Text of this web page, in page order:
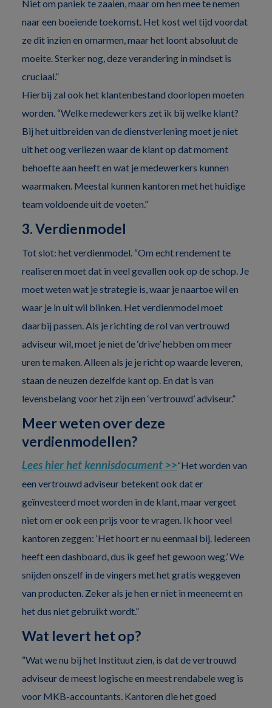
Niet om paniek te zaaien, maar om hen mee te nemen
naar een boeiende toekomst. Het kost wel tijd voordat
ze dit inzien en omarmen, maar het loont absoluut de
moeite. Sterker nog, deze verandering in mindset is
cruciaal.”
Hierbij zal ook het klantenbestand doorlopen moeten
worden. “Welke medewerkers zet ik bij welke klant?
Bij het uitbreiden van de dienstverlening moet je niet
uit het oog verliezen waar de klant op dat moment
behoefte aan heeft en wat je medewerkers kunnen
waarmaken. Meestal kunnen kantoren met het huidige
team voldoende uit de voeten.”
3. Verdienmodel
Tot slot: het verdienmodel. “Om echt rendement te
realiseren moet dat in veel gevallen ook op de schop. Je
moet weten wat je strategie is, waar je naartoe wil en
waar je in uit wil blinken. Het verdienmodel moet
daarbij passen. Als je richting de rol van vertrouwd
adviseur wil, moet je niet de ‘drive’ hebben om meer
uren te maken. Alleen als je je richt op waarde leveren,
staan de neuzen dezelfde kant op. En dat is van
levensbelang voor het zijn een ‘vertrouwd’ adviseur.”
Meer weten over deze
verdienmodellen?
Lees hier het kennisdocument >>“Het worden van
een vertrouwd adviseur betekent ook dat er
geïnvesteerd moet worden in de klant, maar vergeet
niet om er ook een prijs voor te vragen. Ik hoor veel
kantoren zeggen: ‘Het hoort er nu eenmaal bij. Iedereen
heeft een dashboard, dus ik geef het gewoon weg.’ We
snijden onszelf in de vingers met het gratis weggeven
van producten. Zeker als je hen er niet in meeneemt en
het dus niet gebruikt wordt.”
Wat levert het op?
“Wat we nu bij het Instituut zien, is dat de vertrouwd
adviseur de meest logische en meest rendabele weg is
voor MKB-accountants. Kantoren die het goed